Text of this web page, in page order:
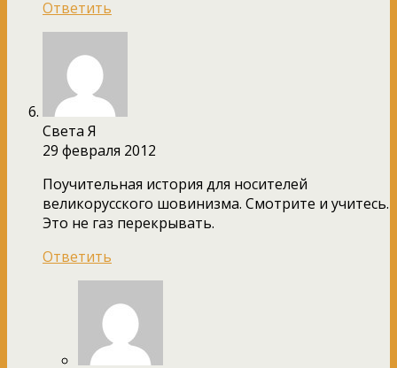
Ответить
Света Я
29 февраля 2012
Поучительная история для носителей
великорусского шовинизма. Смотрите и учитесь.
Это не газ перекрывать.
Ответить